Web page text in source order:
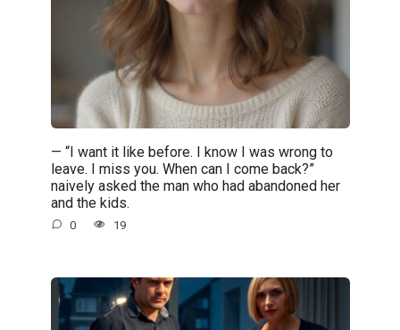
— “I want it like before. I know I was wrong to
leave. I miss you. When can I come back?”
naively asked the man who had abandoned her
and the kids.
0 19